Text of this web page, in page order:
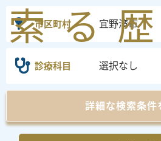
索 る 歴
市区町村 宜野湾市
診療科目 選択なし
詳細な検索条件